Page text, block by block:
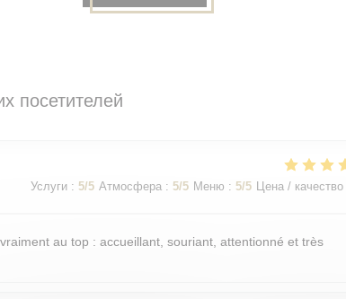
посетителей
Услуги : 5/5 Атмосфера : 5/5 Меню : 5/5 Цена / качество
au top : accueillant, souriant, attentionné et très